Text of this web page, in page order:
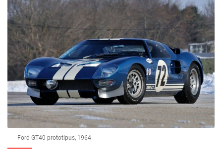
Ford GT40 prototípus, 1964